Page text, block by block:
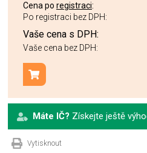
Cena po registraci:
Po registraci bez DPH:
Vaše cena s DPH:
Vaše cena bez DPH:
Přidat do košíku
Máte IČ? Získejte ještě
Vytisknout